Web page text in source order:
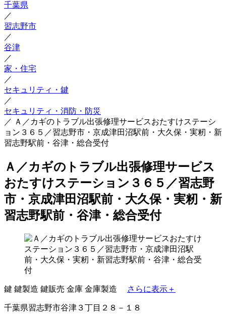
千葉県
／
習志野市
／
谷津
／
家・住宅
／
セキュリティ・鍵
／
セキュリティ・消防・防災
／ Ａ／カギのトラブル出張修理サービスおたすけステーシ
ョン３６５／習志野市・京成津田沼駅前・大久保・実籾・新
習志野駅前・谷津・総合受付
Ａ／カギのトラブル出張修理サービス
おたすけステーション３６５／習志野
市・京成津田沼駅前・大久保・実籾・新
習志野駅前・谷津・総合受付
鍵 鍵製造 鍵販売 金庫 金庫製造 さらに表示＋
千葉県習志野市谷津３丁目２８－１８